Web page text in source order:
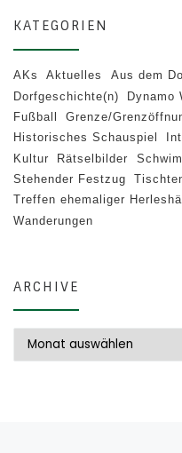
KATEGORIEN
AKs Aktuelles Aus dem
Dorfgeschichte(n)
Dynamo
Fußball
Grenze/
Historisches Schauspiel
Kultur
Rätselbilder
Stehender Festzug
Treffen ehemaliger
Wanderungen
ARCHIVE